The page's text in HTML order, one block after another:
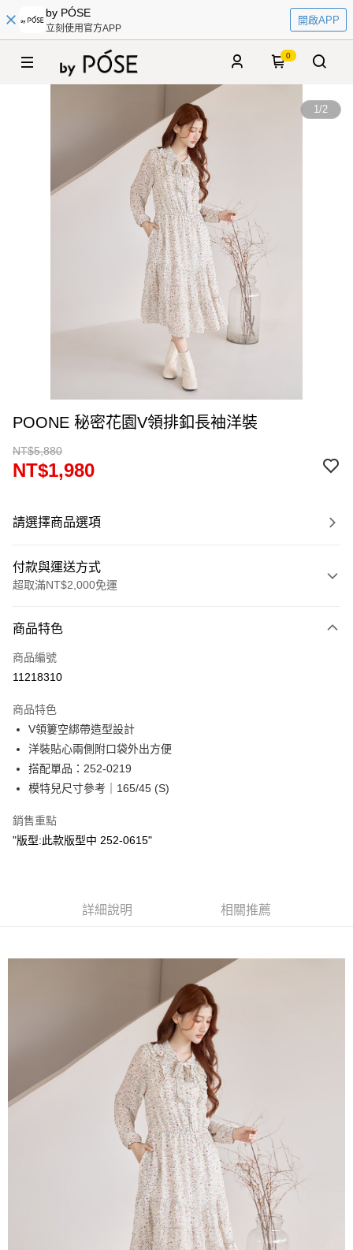
by PÓSE
立刻使用官方APP
開啟APP
0
1/2
POONE 秘密花園V領排釦長袖洋裝
NT$5,880
NT$1,980
請選擇商品選項
付款與運送方式
超取滿NT$2,000免運
信用卡一次付款
超商取貨付款
Apple Pay
街口支付
悠遊付
Google Pay
ATM付款
付款後全家取貨
每筆NT$60，滿NT$2,000(含以上)免運費
每筆NT$60，滿NT$2,000(含以上)免運費
付款後7-11取貨
每筆NT$60，滿NT$2,000(含以上)免運費
宅配
每筆NT$80，滿NT$2,000(含以上)免運費
商品特色
商品編號
11218310
商品特色
V領簍空綁帶造型設計
洋裝貼心兩側附口袋外出方便
搭配單品：252-0219
模特兒尺寸參考｜165/45 (S)
銷售重點
"版型:此款版型中 252-0615"
詳細說明 相關推薦